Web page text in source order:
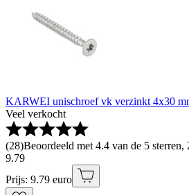
KARWEI unischroef vk verzinkt 4x30
Veel verkocht
(28)Beoordeeld met 4.4 van de 5
9.79
Prijs: 9.79 euro